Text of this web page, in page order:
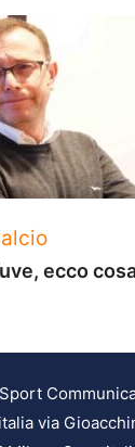
ecco
via